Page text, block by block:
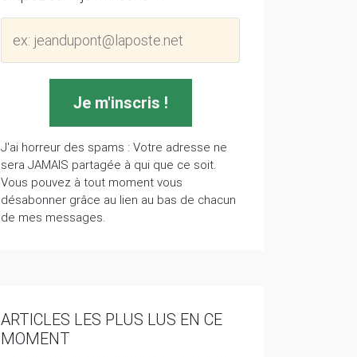
J'ai horreur des spams : Votre adresse ne
sera JAMAIS partagée à qui que ce soit.
Vous pouvez à tout moment vous
désabonner grâce au lien au bas de chacun
de mes messages.
ARTICLES LES PLUS LUS EN CE
MOMENT